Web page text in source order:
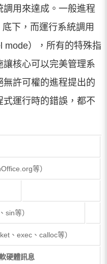
用來達成。一般進程
下，而運行系統調用
mode），所有的特殊指
核心可以完美管理系
許可權的進程提出的
運行時的錯誤，都不
等）
sin等）
、exec、calloc等）
硬體訊息